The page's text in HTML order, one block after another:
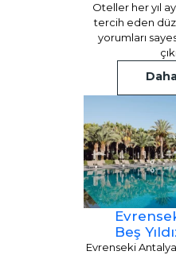
Oteller her yıl
tercih eden
yorumları
Beş
Evrenseki Antalya